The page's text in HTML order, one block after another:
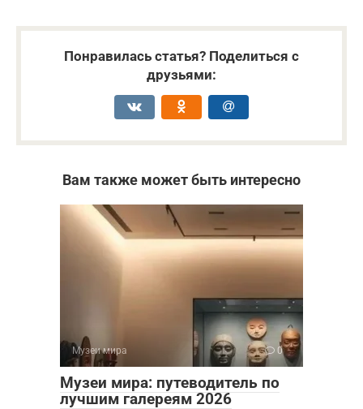
Понравилась статья? Поделиться с
друзьями:
Вам также может быть интересно
Музеи мира 0
Музеи мира: путеводитель по
лучшим галереям 2026